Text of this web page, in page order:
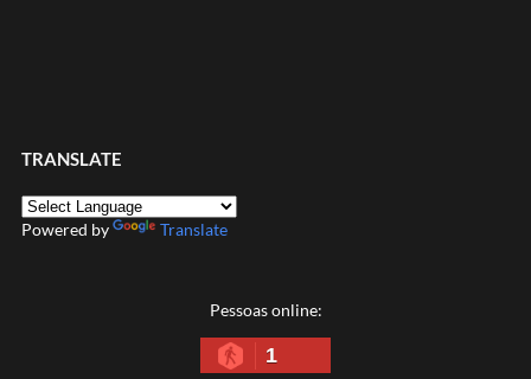
TRANSLATE
Powered by Translate
Pessoas online:
1